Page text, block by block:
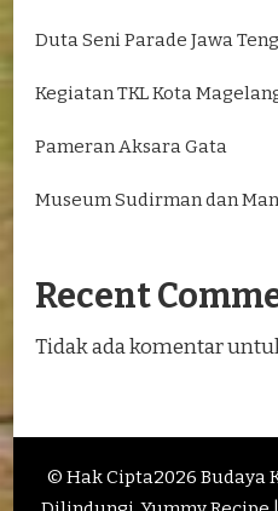
Duta Seni Parade Jawa
Kegiatan TKL Kota
Pameran Aksara Gata
Museum Sudirman dan
Recent
Tidak ada komentar
© Hak Cipta2026 Budaya